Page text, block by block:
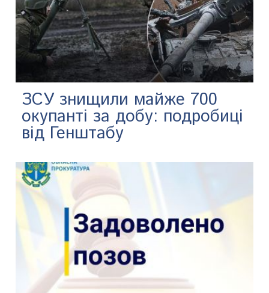
ЗСУ знищили майже 700
окупанті за добу: подробиці
від Генштабу